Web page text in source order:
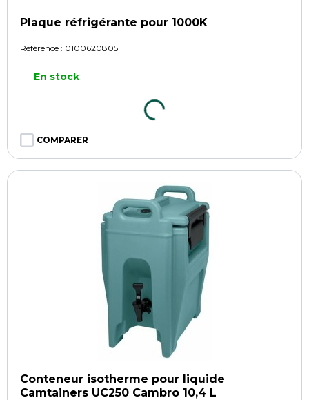
Plaque réfrigérante pour 1000K
Référence : 0100620805
En stock
COMPARER
Conteneur isotherme pour liquide
Camtainers UC250 Cambro 10,4 L